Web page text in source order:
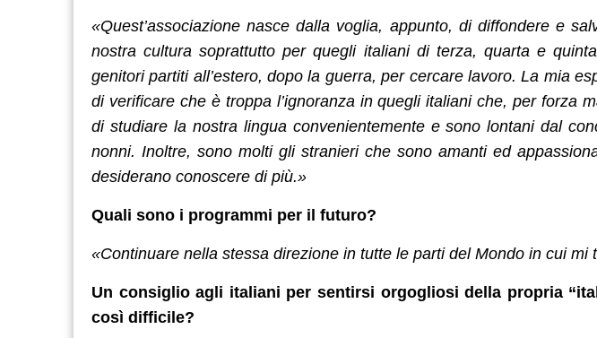
«Quest’associazione nasce dalla voglia, appunto, di diffondere e
nostra cultura soprattutto per quegli italiani di terza, quarta e
genitori partiti all’estero, dopo la guerra, per cercare lavoro. La mia
di verificare che è troppa l’ignoranza in quegli italiani che, per forza
di studiare la nostra lingua convenientemente e sono lontani dal
nonni. Inoltre, sono molti gli stranieri che sono amanti ed
desiderano conoscere di più.»
Quali sono i programmi per il futuro?
«Continuare nella stessa direzione in tutte le parti del Mondo in cui mi
Un consiglio agli italiani per sentirsi orgogliosi della propria
così difficile?